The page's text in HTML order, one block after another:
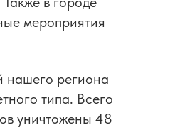
мероприятия
нашего региона
типа. Всего
уничтожены 48